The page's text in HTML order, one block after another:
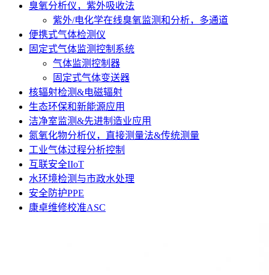
臭氧分析仪，紫外吸收法
紫外/电化学在线臭氧监测和分析，多通道
便携式气体检测仪
固定式气体监测控制系统
气体监测控制器
固定式气体变送器
核辐射检测&电磁辐射
生态环保和新能源应用
洁净室监测&先进制造业应用
氮氧化物分析仪，直接测量法&传统测量
工业气体过程分析控制
互联安全IIoT
水环境检测与市政水处理
安全防护PPE
康卓维修校准ASC